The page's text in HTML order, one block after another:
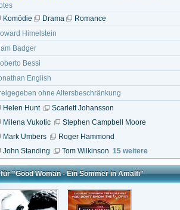
Komödie Drama
Romance
Himelstein
Badger
Bessi
English
ohne Altersbeschränkung
Helen Hunt
Scarlett Johansson
Milena Vukotic
Stephen Campbell Moore
Mark Umbers
Roger Hammond
John Standing
Tom Wilkinson 15 weitere
"Good Woman - Ein Sommer in Amalfi"